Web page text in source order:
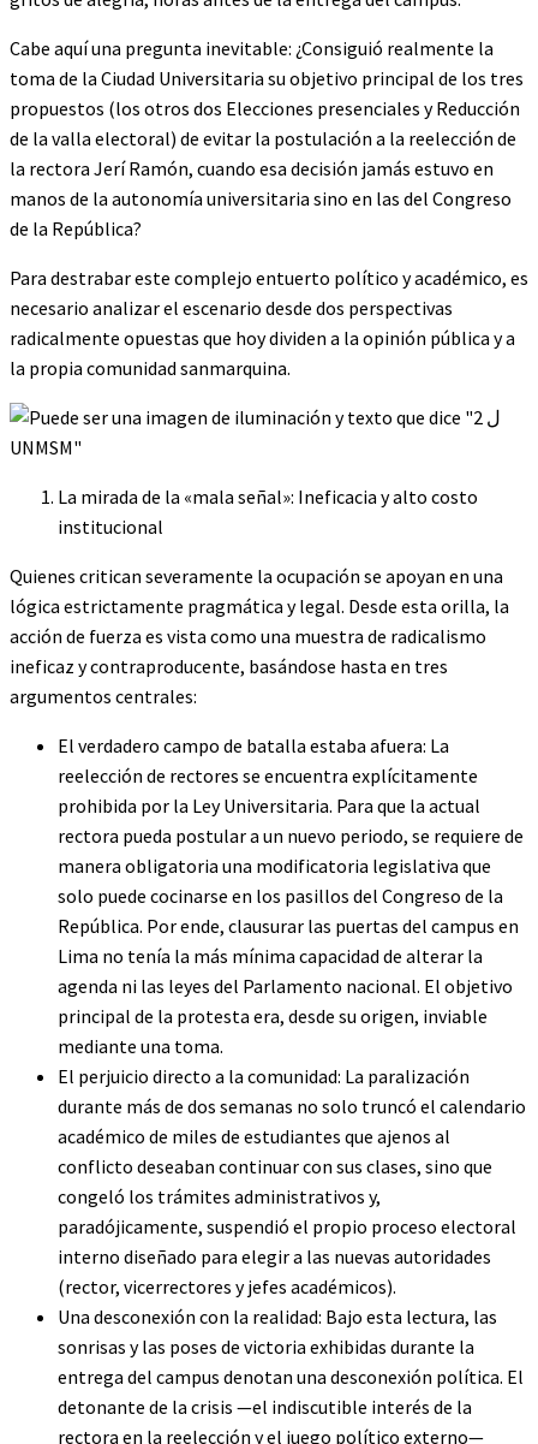
Cabe aquí una pregunta inevitable: ¿Consiguió realmente la
toma de la Ciudad Universitaria su objetivo principal de los tres
propuestos (los otros dos Elecciones presenciales y Reducción
de la valla electoral) de evitar la postulación a la reelección de
la rectora Jerí Ramón, cuando esa decisión jamás estuvo en
manos de la autonomía universitaria sino en las del Congreso
de la República?
Para destrabar este complejo entuerto político y académico, es
necesario analizar el escenario desde dos perspectivas
radicalmente opuestas que hoy dividen a la opinión pública y a
la propia comunidad sanmarquina.
La mirada de la «mala señal»: Ineficacia y alto costo
institucional
Quienes critican severamente la ocupación se apoyan en una
lógica estrictamente pragmática y legal. Desde esta orilla, la
acción de fuerza es vista como una muestra de radicalismo
ineficaz y contraproducente, basándose hasta en tres
argumentos centrales:
El verdadero campo de batalla estaba afuera: La
reelección de rectores se encuentra explícitamente
prohibida por la Ley Universitaria. Para que la actual
rectora pueda postular a un nuevo periodo, se requiere de
manera obligatoria una modificatoria legislativa que
solo puede cocinarse en los pasillos del Congreso de la
República. Por ende, clausurar las puertas del campus en
Lima no tenía la más mínima capacidad de alterar la
agenda ni las leyes del Parlamento nacional. El objetivo
principal de la protesta era, desde su origen, inviable
mediante una toma.
El perjuicio directo a la comunidad: La paralización
durante más de dos semanas no solo truncó el calendario
académico de miles de estudiantes que ajenos al
conflicto deseaban continuar con sus clases, sino que
congeló los trámites administrativos y,
paradójicamente, suspendió el propio proceso electoral
interno diseñado para elegir a las nuevas autoridades
(rector, vicerrectores y jefes académicos).
Una desconexión con la realidad: Bajo esta lectura, las
sonrisas y las poses de victoria exhibidas durante la
entrega del campus denotan una desconexión política. El
detonante de la crisis —el indiscutible interés de la
rectora en la reelección y el juego político externo—